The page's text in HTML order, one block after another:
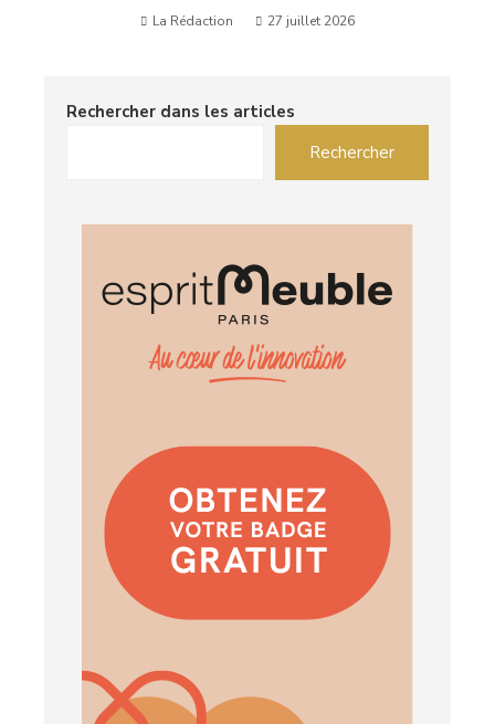
La Rédaction 27 juillet 2026
Rechercher dans les articles
Rechercher